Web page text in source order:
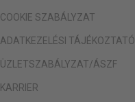
COOKIE SZABÁLYZAT
ADATKEZELÉSI TÁJÉKOZTATÓ
ÜZLETSZABÁLYZAT/ÁSZF
KARRIER